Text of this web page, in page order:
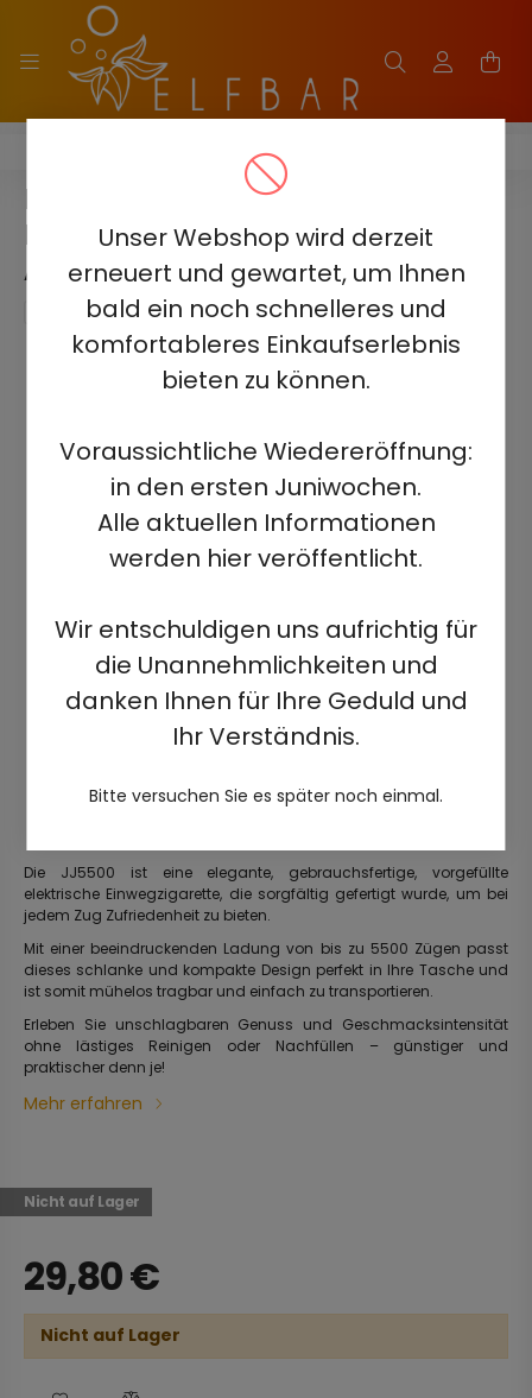
Unser Webshop wird derzeit
erneuert und gewartet, um Ihnen
bald ein noch schnelleres und
komfortableres Einkaufserlebnis
bieten zu können.
Voraussichtliche Wiedereröffnung:
in den ersten Juniwochen.
Alle aktuellen Informationen
werden hier veröffentlicht.
Wir entschuldigen uns aufrichtig für
die Unannehmlichkeiten und
danken Ihnen für Ihre Geduld und
Ihr Verständnis.
Bitte versuchen Sie es später noch einmal.
ELF BAR JJ5500
ELF BAR JJ5500 - STRAWBERRY
RASPBERRY CHERRY ICE 5% -
AUFLADBAR
Die JJ5500 ist eine elegante, gebrauchsfertige, vorgefüllte
elektrische Einwegzigarette, die sorgfältig gefertigt wurde, um bei
jedem Zug Zufriedenheit zu bieten.
Mit einer beeindruckenden Ladung von bis zu 5500 Zügen passt
dieses schlanke und kompakte Design perfekt in Ihre Tasche und
ist somit mühelos tragbar und einfach zu transportieren.
Erleben Sie unschlagbaren Genuss und Geschmacksintensität
ohne lästiges Reinigen oder Nachfüllen – günstiger und
praktischer denn je!
Mehr erfahren
Nicht auf Lager
29,80€
Nicht auf Lager